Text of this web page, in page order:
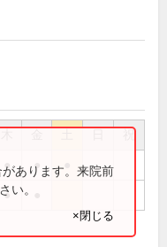
祝
● ●
●
あります。来院前
い。
×閉じる